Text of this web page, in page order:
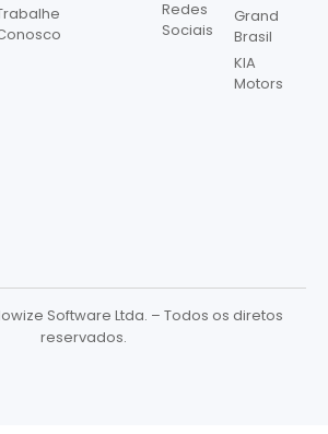
Redes
Sociais
Grand
Brasil
KIA
Motors
Software Ltda. – Todos os diretos
reservados.